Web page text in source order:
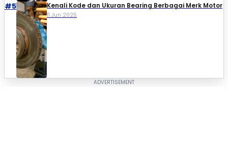
#5 Kenali Kode dan Ukuran Bearing Berbagai Merk Motor
11 Jun 2025